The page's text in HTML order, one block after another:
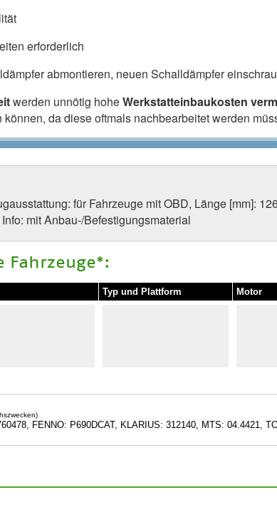
erforderlich
abmontieren, neuen Schalldämpfer
werden unnötig hoheWerkstatteinbaukosten
da diese oftmals nachbearbeitet werden
für Fahrzeuge mit OBD, Länge [mm]:
mit Anbau-/Befestigungsmaterial
Fahrzeuge*:
Typ und Plattform Motor
FENNO: P690DCAT, KLARIUS: 312140, MTS: 04.4421,